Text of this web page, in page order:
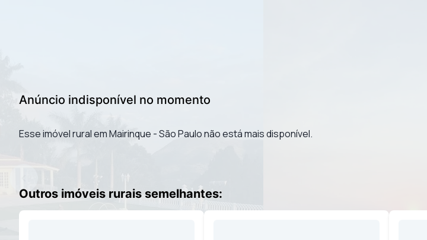
Anúncio indisponível no momento
Esse imóvel rural em Mairinque - São Paulo não está mais disponível.
Outros imóveis rurais semelhantes: